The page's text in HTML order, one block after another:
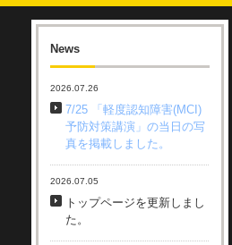
News
2026.07.26
7/25 「軽度認知障害(MCI)
予防対策講演」の当日の写
真を掲載しました。
2026.07.05
トップページを更新しまし
た。